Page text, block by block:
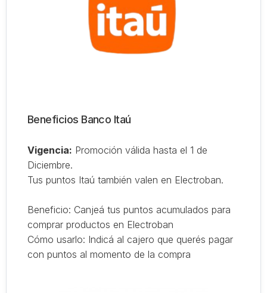
Beneficios Banco Itaú
Vigencia: Promoción válida hasta el 1 de
Diciembre.
Tus puntos Itaú también valen en Electroban.
Beneficio: Canjeá tus puntos acumulados para
comprar productos en Electroban
Cómo usarlo: Indicá al cajero que querés pagar
con puntos al momento de la compra